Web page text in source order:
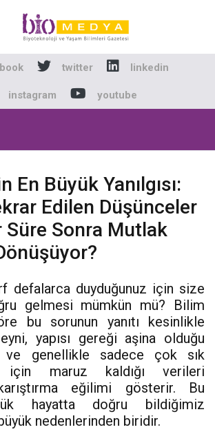
-
twitter linkedin
instagram youtube
En Büyük Yanılgısı:
Edilen Düşünceler
Süre Sonra Mutlak
defalarca duyduğunuz için size
gelmesi mümkün mü? Bilim
bu sorunun yanıtı kesinlikle
yapısı gereği aşina olduğu
genellikle sadece çok sık
için maruz kaldığı verileri
eğilimi gösterir. Bu
hayatta doğru bildiğimiz
nedenlerinden biridir.